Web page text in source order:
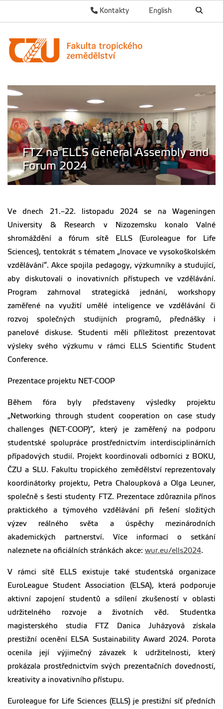
English
Kontakty
FTZ na ELLS General Assembly and
Forum 2024
Ve dnech 21.–22. listopadu 2024 se na Wageningen
University & Research v Nizozemsku konalo Valné
shromáždění a fórum sítě ELLS (Euroleague for Life
Sciences), tentokrát s tématem „Inovace ve vysokoškolském
vzdělávání“. Akce spojila pedagogy, výzkumníky a studující,
aby diskutovali o inovativních přístupech ve vzdělávání.
Program zahrnoval strategická jednání, workshopy
zaměřené na využití umělé inteligence ve vzdělávání či
rozvoj společných studijních programů, přednášky i
panelové diskuse. Studenti měli příležitost prezentovat
výsleky svého výzkumu v rámci ELLS Scientific Student
Conference.
Prezentace projektu NET-COOP
Během fóra byly představeny výsledky projektu
„Networking through student cooperation on case study
challenges (NET-COOP)“, který je zaměřený na podporu
studentské spolupráce prostřednictvím interdisciplinárních
případových studií. Projekt koordinovali odborníci z BOKU,
ČZU a SLU. Fakultu tropického zemědělství reprezentovaly
koordinátorky projektu, Petra Chaloupková a Olga Leuner,
společně s šesti studenty FTZ. Prezentace zdůraznila přínos
praktického a týmového vzdělávání při řešení složitých
výzev reálného světa a úspěchy mezinárodních
akademických partnerství. Více informací o setkání
naleznete na oficiálních stránkách akce: wur.eu/ells2024.
V rámci sítě ELLS existuje také studentská organizace
EuroLeague Student Association (ELSA), která podporuje
aktivní zapojení studentů a sdílení zkušeností v oblasti
udržitelného rozvoje a životních věd. Studentka
magisterského studia FTZ Danica Juházyová získala
prestižní ocenění ELSA Sustainability Award 2024. Porota
ocenila její výjimečný závazek k udržitelnosti, který
prokázala prostřednictvím svých prezentačních dovedností,
kreativity a inovativního přístupu.
Euroleague for Life Sciences (ELLS) je prestižní síť předních